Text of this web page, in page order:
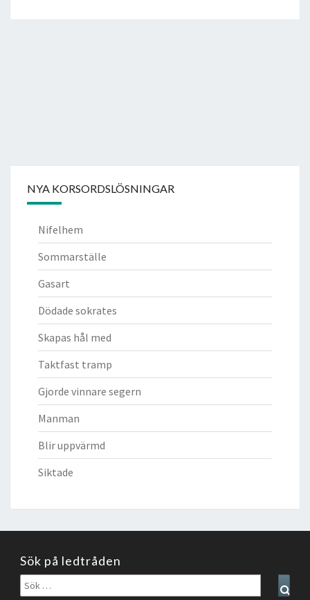
NYA KORSORDSLÖSNINGAR
Nifelhem
Sommarställe
Gasart
Dödade sokrates
Skapas hål med
Taktfast tramp
Gjorde vinnare segern
Manman
Blir uppvärmd
Siktade
Sök på ledtråden
Sök
efter: